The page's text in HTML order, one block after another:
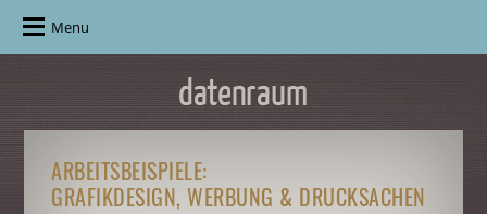
Menu
ARBEITSBEISPIELE:
GRAFIKDESIGN, WERBUNG & DRUCKSACHEN